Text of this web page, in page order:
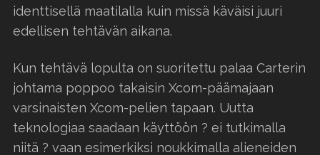
identtisellä maatilalla kuin missä käväisi juuri
edellisen tehtävän aikana.
Kun tehtävä lopulta on suoritettu palaa Carterin
johtama poppoo takaisin Xcom-päämajaan
varsinaisten Xcom-pelien tapaan. Uutta
teknologiaa saadaan käyttöön ? ei tutkimalla
niitä ? vaan esimerkiksi noukkimalla alieneiden